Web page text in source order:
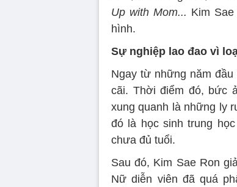
Up with Mom... Kim
hình.
Sự nghiệp lao đao vì
Ngay từ những năm
cãi. Thời điểm đó, bức
xung quanh là những ly
đó là học sinh trung
chưa đủ tuổi.
Sau đó, Kim Sae Ron
Nữ diễn viên đã quá